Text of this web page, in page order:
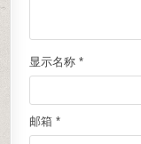
显示名称*
邮箱*